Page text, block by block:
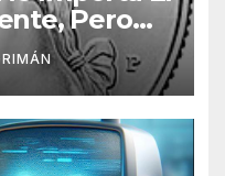
Pero
No